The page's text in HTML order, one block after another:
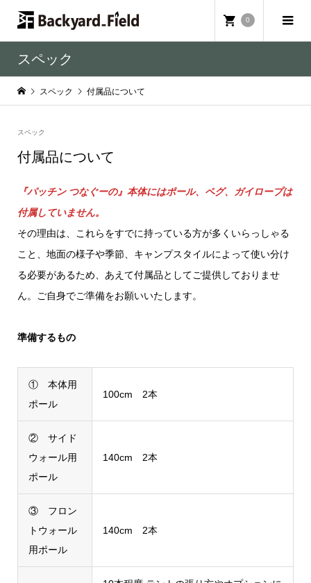
0
スペック
スペック 付属品について
スペック
付属品について
『パッチン つなぐーの』本体にはポール、ペグ、ガイロープは
付属していません。
その理由は、これらをすでに持っている方が多くいらっしゃる
こと、地面の様子や季節、キャンプスタイルによって使い分け
る必要があるため、あえて付属品としてご提供しておりませ
ん。ご自身でご準備をお願いいたします。
準備するもの
① 本体用
ポール
100cm 2本
② サイド
ウォール用
ポール
140cm 2本
③ フロン
トウォール
用ポール
140cm 2本